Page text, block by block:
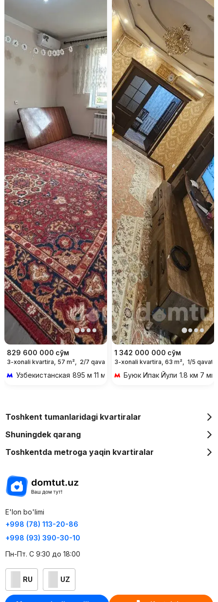
829 600 000 сўм
3-xonali kvartira, 57 m², 2/7 qavat
Узбекистанская 895 м 11 мин piyoda
1 342 000 000 сўм
3-xonali kvartira, 63 m², 1/5 qavat
Буюк Ипак Йули 1.8 км 7
Toshkent tumanlaridagi kvartiralar
Shuningdek qarang
Toshkentda metroga yaqin kvartiralar
E'lon bo'limi
+998 (78) 113-20-86
+998 (93) 390-30-10
Пн-Пт. С 9:30 до 18:00
RU UZ